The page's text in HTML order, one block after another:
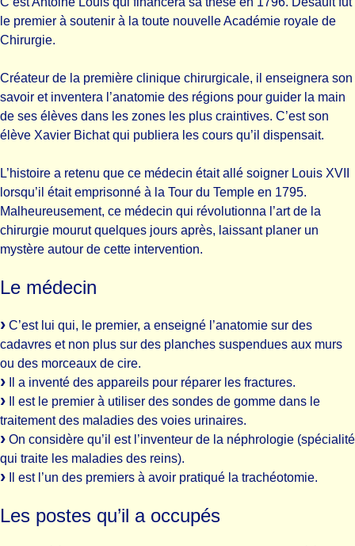
le premier à soutenir à la toute nouvelle Académie royale de
Chirurgie.
Créateur de la première clinique chirurgicale, il enseignera son
savoir et inventera l’anatomie des régions pour guider la main
de ses élèves dans les zones les plus craintives. C’est son
élève Xavier Bichat qui publiera les cours qu’il dispensait.
L’histoire a retenu que ce médecin était allé soigner Louis XVII
lorsqu’il était emprisonné à la Tour du Temple en 1795.
Malheureusement, ce médecin qui révolutionna l’art de la
chirurgie mourut quelques jours après, laissant planer un
mystère autour de cette intervention.
Le médecin
C’est lui qui, le premier, a enseigné l’anatomie sur des
cadavres et non plus sur des planches suspendues aux murs
ou des morceaux de cire.
Il a inventé des appareils pour réparer les fractures.
Il est le premier à utiliser des sondes de gomme dans le
traitement des maladies des voies urinaires.
On considère qu’il est l’inventeur de la néphrologie (spécialité
qui traite les maladies des reins).
Il est l’un des premiers à avoir pratiqué la trachéotomie.
Les postes qu’il a occupés